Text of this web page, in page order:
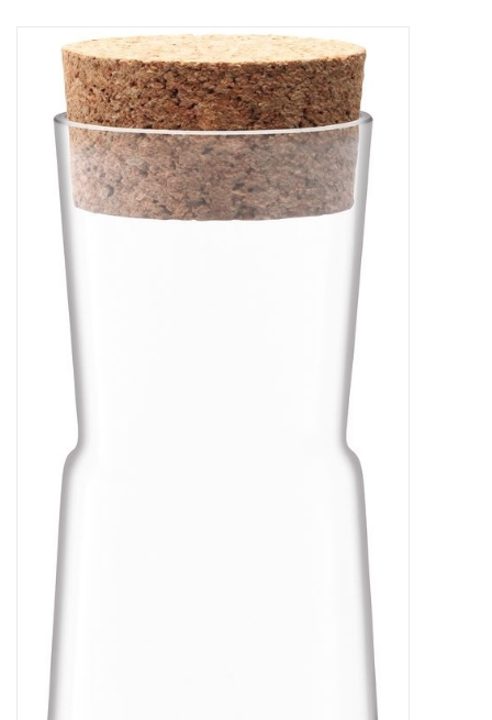
Geschenke
Kaffee & Tee
Bar & Wein